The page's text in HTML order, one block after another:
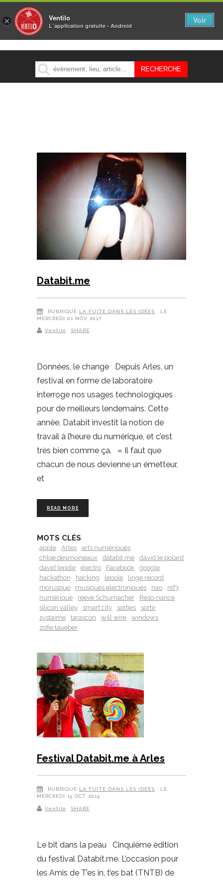
MENU
Databit.me
RUBRIQUE LA FUITE DANS LES IDÉES
, LE
MERCREDI 01 NOV 2017
Ventilo SHARE
Données, le change Depuis Arles, un
festival en forme de laboratoire
interroge nos usages technologiques
pour de meilleurs lendemains. Cette
année, Databit investit la notion de
travail à l’heure du numérique, et c’est
très bien comme ça. « Il faut que
chacun de nous devienne un émetteur,
et
READ MORE
MOTS CLÉS
apple Arles
arts numériques
chloe desmoineaux
databit.me
david le polard
david lepole
électro Facebook
google
hackathon
hacking lepole
linge record
morusque
musiques electroniques nao
nlf3
numérique
reeve Schumacher
Reso-nance
silicon valley
smart city sorties
sortir
systaime
tarascon will wire
windows
zofie taueber
Festival Databit.me à Arles
RUBRIQUE LA FUITE DANS LES IDÉES , LE
MERCREDI 15 OCT 2014
Ventilo SHARE
Le bit dans la peau Cinquième édition
du festival Databit.me. L’occasion pour
les Amis de T’es in, t’es bat (TNTB) de
× Ventilo
L´application gratuite - Android
Voir